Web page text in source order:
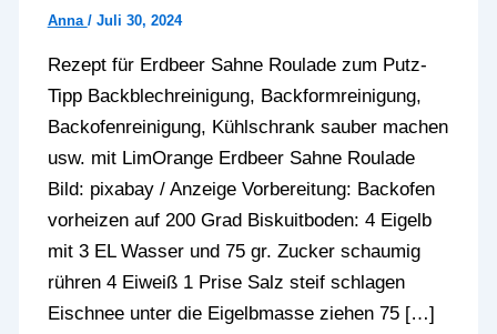
Anna / Juli 30, 2024
Rezept für Erdbeer Sahne Roulade zum Putz-
Tipp Backblechreinigung, Backformreinigung,
Backofenreinigung, Kühlschrank sauber machen
usw. mit LimOrange Erdbeer Sahne Roulade
Bild: pixabay / Anzeige Vorbereitung: Backofen
vorheizen auf 200 Grad Biskuitboden: 4 Eigelb
mit 3 EL Wasser und 75 gr. Zucker schaumig
rühren 4 Eiweiß 1 Prise Salz steif schlagen
Eischnee unter die Eigelbmasse ziehen 75 […]